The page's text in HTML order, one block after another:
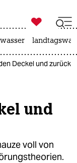

taz zahl ich
Deckel und zurück
und
voll von